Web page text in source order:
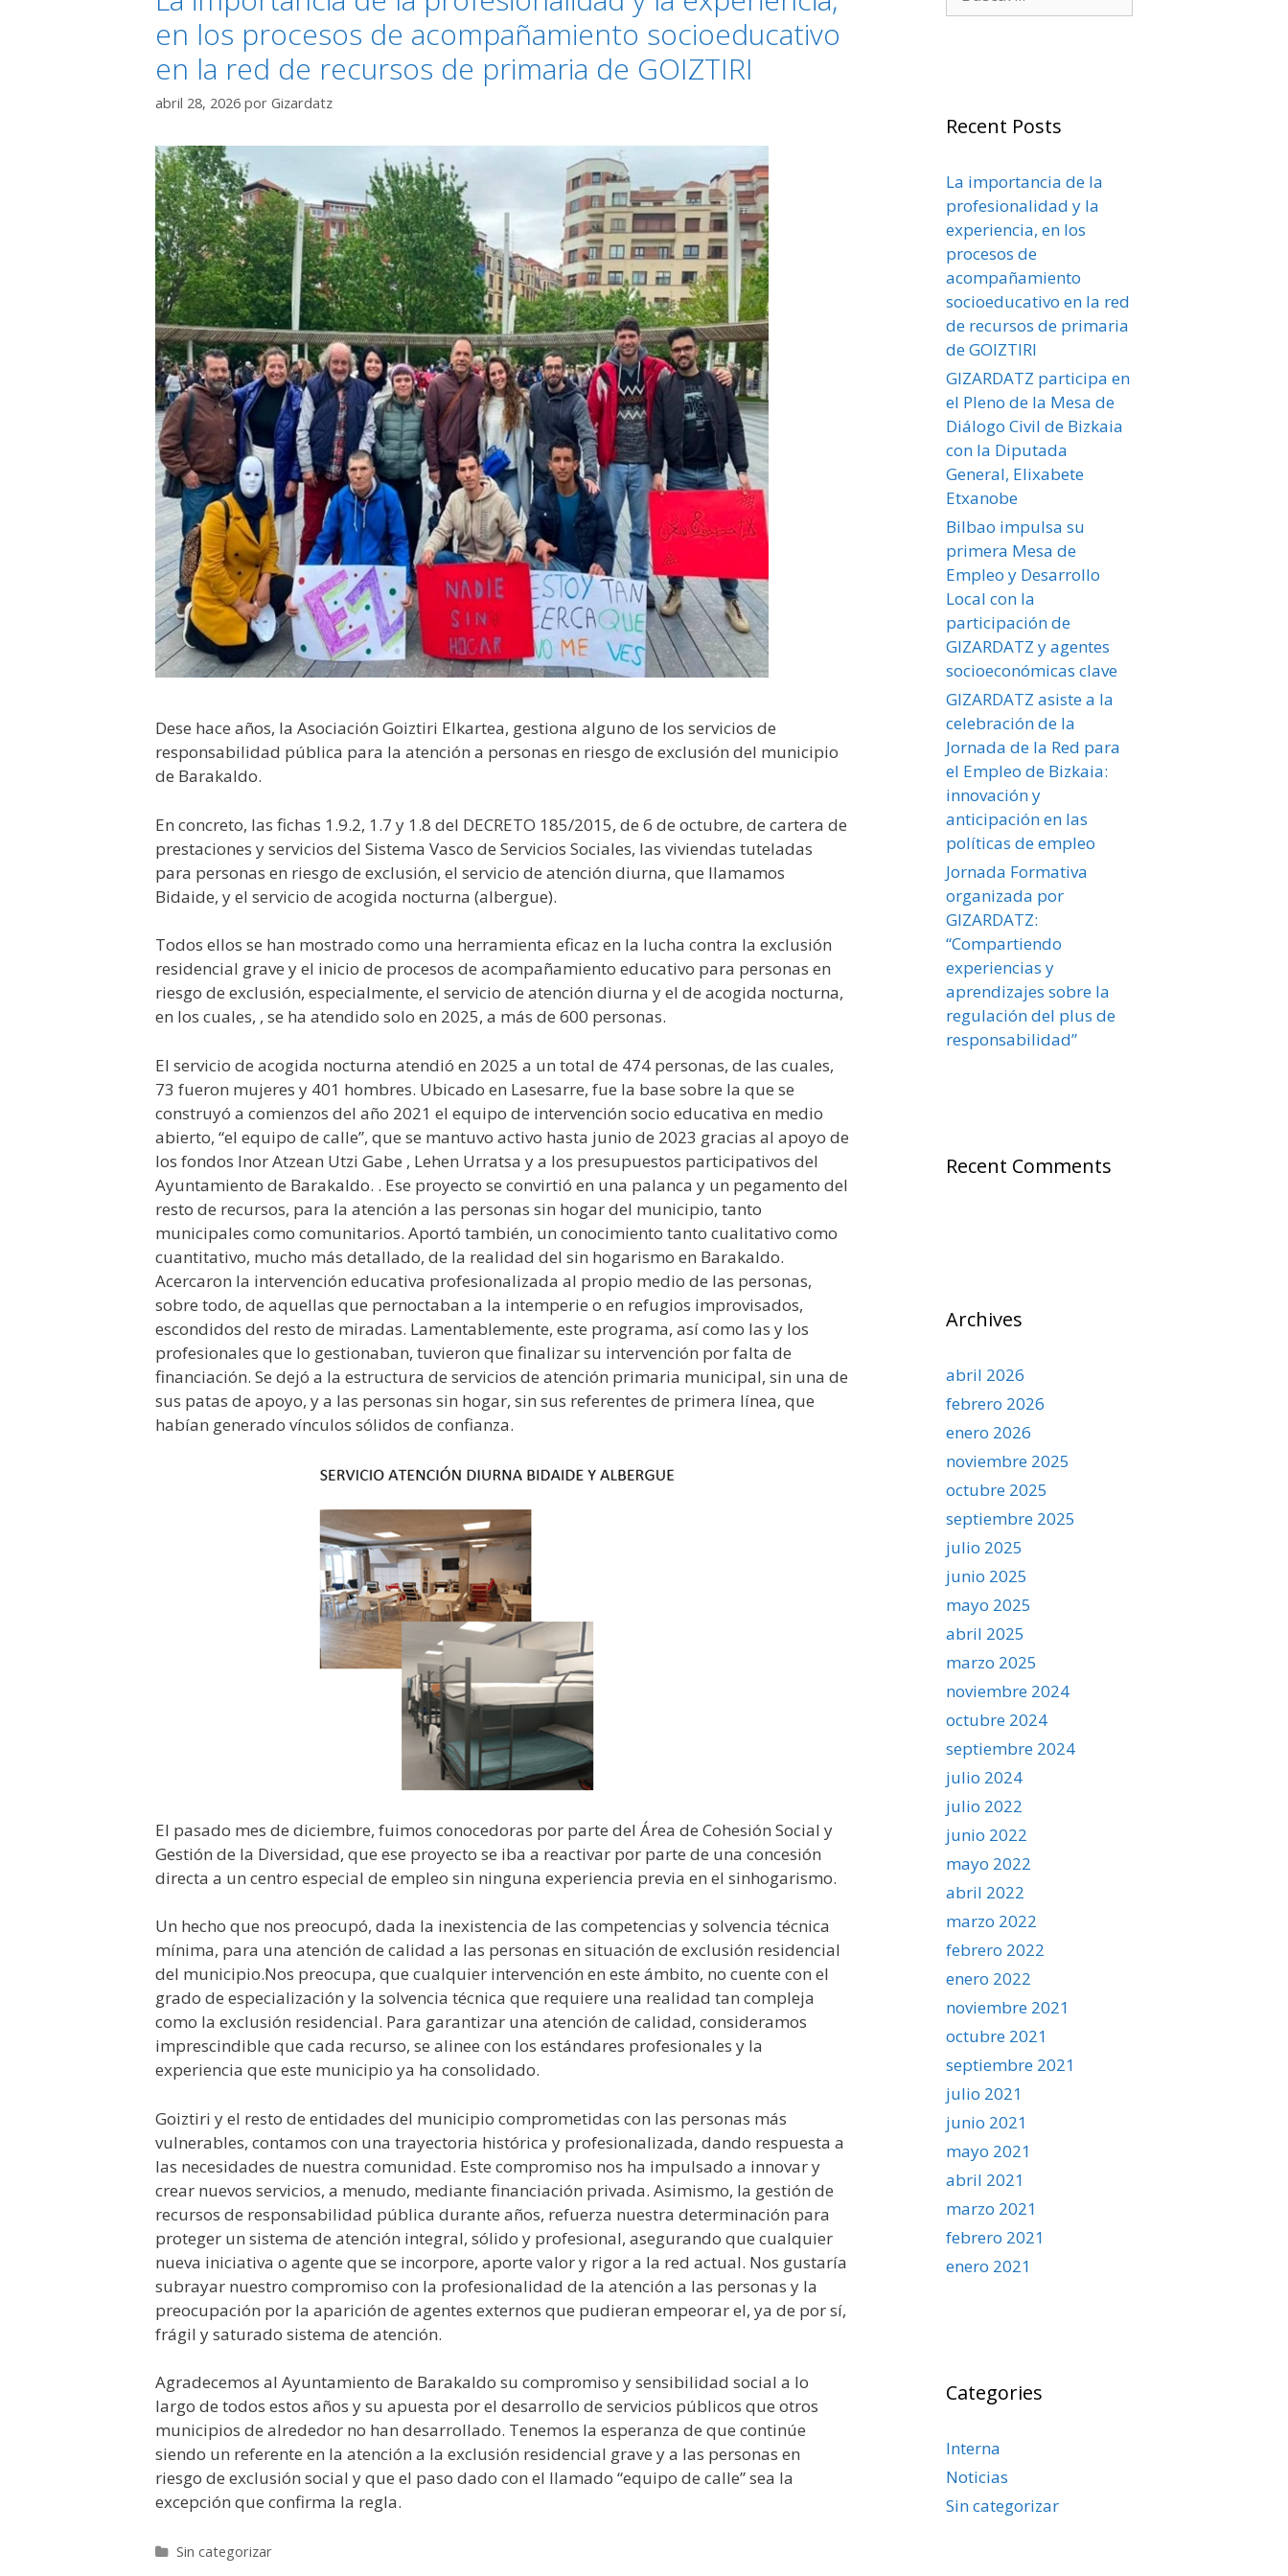
en los procesos de acompañamiento socioeducativo
en la red de recursos de primaria de GOIZTIRI
abril 28, 2026 por Gizardatz
Dese hace años, la Asociación Goiztiri Elkartea, gestiona alguno de los servicios de
responsabilidad pública para la atención a personas en riesgo de exclusión del municipio
de Barakaldo.
En concreto, las fichas 1.9.2, 1.7 y 1.8 del DECRETO 185/2015, de 6 de octubre, de cartera de
prestaciones y servicios del Sistema Vasco de Servicios Sociales, las viviendas tuteladas
para personas en riesgo de exclusión, el servicio de atención diurna, que llamamos
Bidaide, y el servicio de acogida nocturna (albergue).
Todos ellos se han mostrado como una herramienta eficaz en la lucha contra la exclusión
residencial grave y el inicio de procesos de acompañamiento educativo para personas en
riesgo de exclusión, especialmente, el servicio de atención diurna y el de acogida nocturna,
en los cuales, , se ha atendido solo en 2025, a más de 600 personas.
El servicio de acogida nocturna atendió en 2025 a un total de 474 personas, de las cuales,
73 fueron mujeres y 401 hombres. Ubicado en Lasesarre, fue la base sobre la que se
construyó a comienzos del año 2021 el equipo de intervención socio educativa en medio
abierto, “el equipo de calle”, que se mantuvo activo hasta junio de 2023 gracias al apoyo de
los fondos Inor Atzean Utzi Gabe , Lehen Urratsa y a los presupuestos participativos del
Ayuntamiento de Barakaldo. . Ese proyecto se convirtió en una palanca y un pegamento del
resto de recursos, para la atención a las personas sin hogar del municipio, tanto
municipales como comunitarios. Aportó también, un conocimiento tanto cualitativo como
cuantitativo, mucho más detallado, de la realidad del sin hogarismo en Barakaldo.
Acercaron la intervención educativa profesionalizada al propio medio de las personas,
sobre todo, de aquellas que pernoctaban a la intemperie o en refugios improvisados,
escondidos del resto de miradas. Lamentablemente, este programa, así como las y los
profesionales que lo gestionaban, tuvieron que finalizar su intervención por falta de
financiación. Se dejó a la estructura de servicios de atención primaria municipal, sin una de
sus patas de apoyo, y a las personas sin hogar, sin sus referentes de primera línea, que
habían generado vínculos sólidos de confianza.
El pasado mes de diciembre, fuimos conocedoras por parte del Área de Cohesión Social y
Gestión de la Diversidad, que ese proyecto se iba a reactivar por parte de una concesión
directa a un centro especial de empleo sin ninguna experiencia previa en el sinhogarismo.
Un hecho que nos preocupó, dada la inexistencia de las competencias y solvencia técnica
mínima, para una atención de calidad a las personas en situación de exclusión residencial
del municipio.Nos preocupa, que cualquier intervención en este ámbito, no cuente con el
grado de especialización y la solvencia técnica que requiere una realidad tan compleja
como la exclusión residencial. Para garantizar una atención de calidad, consideramos
imprescindible que cada recurso, se alinee con los estándares profesionales y la
experiencia que este municipio ya ha consolidado.
Goiztiri y el resto de entidades del municipio comprometidas con las personas más
vulnerables, contamos con una trayectoria histórica y profesionalizada, dando respuesta a
las necesidades de nuestra comunidad. Este compromiso nos ha impulsado a innovar y
crear nuevos servicios, a menudo, mediante financiación privada. Asimismo, la gestión de
recursos de responsabilidad pública durante años, refuerza nuestra determinación para
proteger un sistema de atención integral, sólido y profesional, asegurando que cualquier
nueva iniciativa o agente que se incorpore, aporte valor y rigor a la red actual. Nos gustaría
subrayar nuestro compromiso con la profesionalidad de la atención a las personas y la
preocupación por la aparición de agentes externos que pudieran empeorar el, ya de por sí,
frágil y saturado sistema de atención.
Agradecemos al Ayuntamiento de Barakaldo su compromiso y sensibilidad social a lo
largo de todos estos años y su apuesta por el desarrollo de servicios públicos que otros
municipios de alrededor no han desarrollado. Tenemos la esperanza de que continúe
siendo un referente en la atención a la exclusión residencial grave y a las personas en
riesgo de exclusión social y que el paso dado con el llamado “equipo de calle” sea la
excepción que confirma la regla.
Categorías
Sin categorizar
Recent Posts
La importancia de la
profesionalidad y la
experiencia, en los
procesos de
acompañamiento
socioeducativo en la red
de recursos de primaria
de GOIZTIRI
GIZARDATZ participa en
el Pleno de la Mesa de
Diálogo Civil de Bizkaia
con la Diputada
General, Elixabete
Etxanobe
Bilbao impulsa su
primera Mesa de
Empleo y Desarrollo
Local con la
participación de
GIZARDATZ y agentes
socioeconómicas clave
GIZARDATZ asiste a la
celebración de la
Jornada de la Red para
el Empleo de Bizkaia:
innovación y
anticipación en las
políticas de empleo
Jornada Formativa
organizada por
GIZARDATZ:
“Compartiendo
experiencias y
aprendizajes sobre la
regulación del plus de
responsabilidad”
Recent Comments
Archives
abril 2026
febrero 2026
enero 2026
noviembre 2025
octubre 2025
septiembre 2025
julio 2025
junio 2025
mayo 2025
abril 2025
marzo 2025
noviembre 2024
octubre 2024
septiembre 2024
julio 2024
julio 2022
junio 2022
mayo 2022
abril 2022
marzo 2022
febrero 2022
enero 2022
noviembre 2021
octubre 2021
septiembre 2021
julio 2021
junio 2021
mayo 2021
abril 2021
marzo 2021
febrero 2021
enero 2021
Categories
Interna
Noticias
Sin categorizar